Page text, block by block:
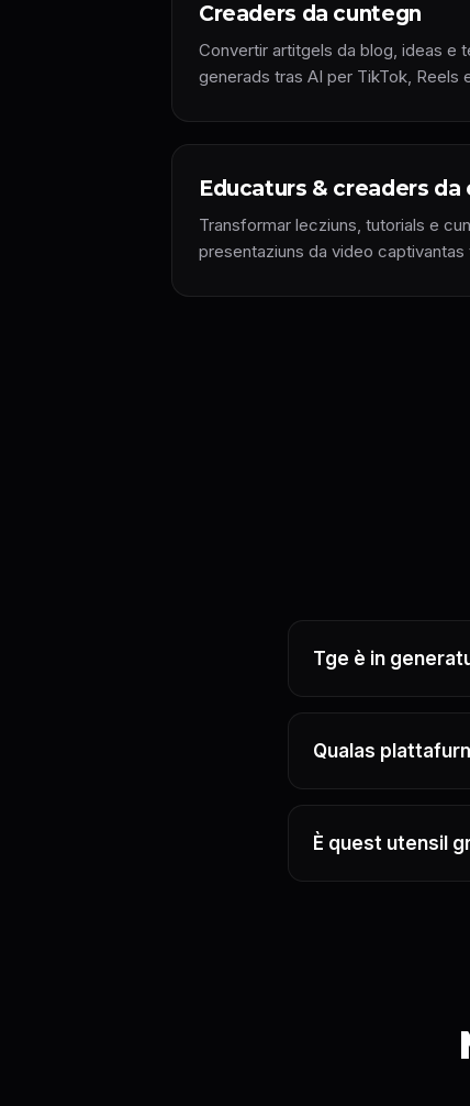
Creaders da cuntegn
Convertir artitgels da blog, ideas e
generads tras AI per TikTok, Reels
Educaturs & creaders da
Transformar lecziuns, tutorials e
presentaziuns da video captivantas
Tge è in
Qualas
È quest utensil